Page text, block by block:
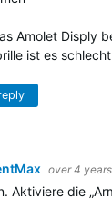
Amolet Disply
ist es
over 4
Aktiviere die